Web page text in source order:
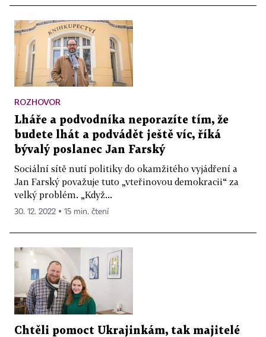
ROZHOVOR
Lháře a podvodníka neporazíte tím, že
budete lhát a podvádět ještě víc, říká
bývalý poslanec Jan Farský
Sociální sítě nutí politiky do okamžitého vyjádření a
Jan Farský považuje tuto „vteřinovou demokracii“ za
velký problém. „Když...
30. 12. 2022 ▪ 15 min. čtení
Chtěli pomoct Ukrajinkám, tak majitelé